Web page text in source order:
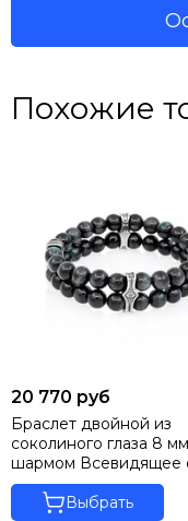
Похожие
20 770 руб
Браслет двойной из
соколиного глаза 8
шармом Всевидящее
серебра 925
Выбрать